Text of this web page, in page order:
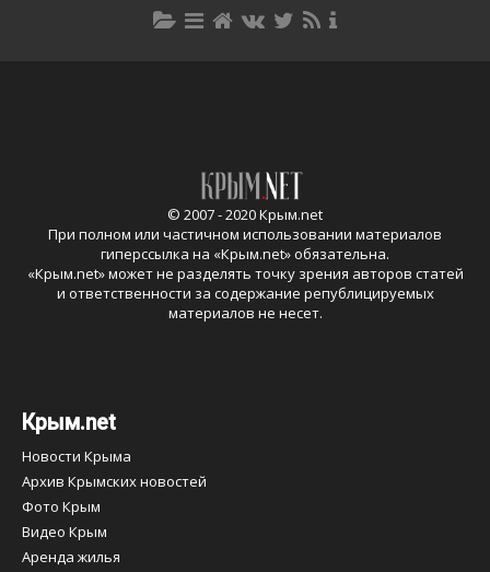
© 2007 - 2020 Крым.net
При полном или частичном использовании материалов
гиперссылка на «Крым.net» обязательна.
«Крым.net» может не разделять точку зрения авторов статей
и ответственности за содержание републицируемых
материалов не несет.
Крым.net
Новости Крыма
Архив Крымских новостей
Фото Крым
Видео Крым
Аренда жилья